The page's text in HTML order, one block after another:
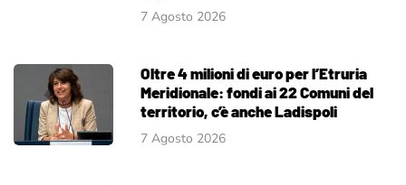
7 Agosto 2026
Oltre 4 milioni di euro per l’Etruria
Meridionale: fondi ai 22 Comuni del
territorio, c’è anche Ladispoli
7 Agosto 2026